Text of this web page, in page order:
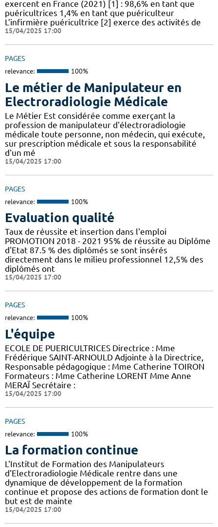
exercent en France (2021) [1] : 98,6% en tant que
puéricultrices 1,4% en tant que puériculteur
L’infirmière puéricultrice [2] exerce des activités de
15/04/2025 17:00
PAGES
relevance: 100%
Le métier de Manipulateur en
Electroradiologie Médicale
Le Métier Est considérée comme exerçant la
profession de manipulateur d'électroradiologie
médicale toute personne, non médecin, qui exécute,
sur prescription médicale et sous la responsabilité
d'un mé
15/04/2025 17:00
PAGES
relevance: 100%
Evaluation qualité
Taux de réussite et insertion dans l'emploi
PROMOTION 2018 - 2021 95% de réussite au Diplôme
d'Etat 87.5 % des diplômés se sont insérés
directement dans le milieu professionnel 12,5% des
diplômés ont
15/04/2025 17:00
PAGES
relevance: 100%
L'équipe
ECOLE DE PUERICULTRICES Directrice : Mme
Frédérique SAINT-ARNOULD Adjointe à la Directrice,
Responsable pédagogique : Mme Catherine TOIRON
Formateurs : Mme Catherine LORENT Mme Anne
MERAÏ Secrétaire :
15/04/2025 17:00
PAGES
relevance: 100%
La formation continue
L'Institut de Formation des Manipulateurs
d'Electroradiologie Médicale rentre dans une
dynamique de développement de la formation
continue et propose des actions de formation dont le
but est de mainte
15/04/2025 17:00